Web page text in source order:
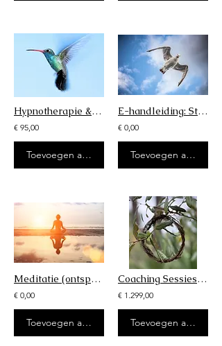
Hypnotherapie & regressie bij trauma & stress
€ 95,00
Toevoegen aan winkelwagen
E-handleiding: Stap1; wat zegt je onderbewuste? (VOORVERKOOP)
€ 0,00
Toevoegen aan
Meditatie (ontspan jezelf)
€ 0,00
Toevoegen aan winkelwagen
Coaching Sessies - Op weg naar Transformatie programma
€ 1.299,00
Toevoegen aan